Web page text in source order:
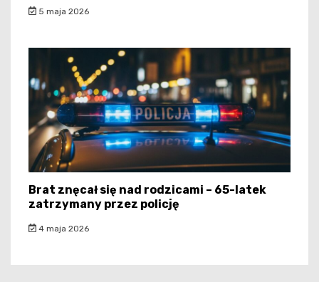
5 maja 2026
Brat znęcał się nad rodzicami – 65-latek
zatrzymany przez policję
4 maja 2026